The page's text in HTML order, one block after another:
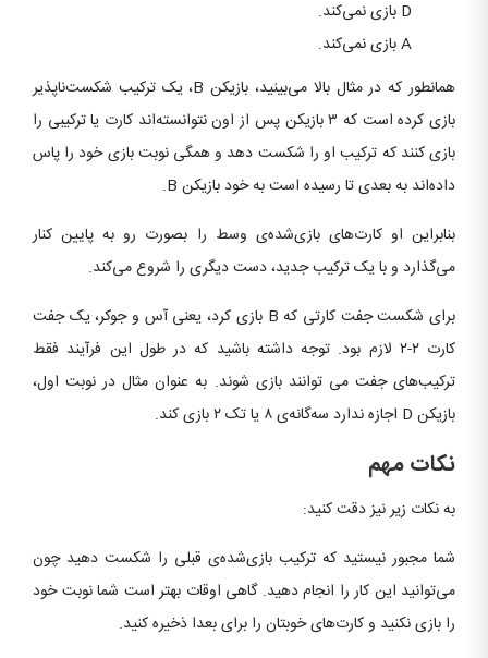
D بازی نمی‌کند.
A بازی نمی‌کند.
همانطور که در مثال بالا می‌بینید، بازیکن B، یک ترکیب شکست‌ناپذیر
بازی کرده است که ۳ بازیکن پس از اون نتوانسته‌اند کارت یا ترکیبی را
بازی کنند که ترکیب او را شکست دهد و همگی نوبت بازی خود را پاس
داده‌اند به بعدی تا رسیده است به خود بازیکن B.
بنابراین او کارت‌های بازی‌شده‌ی وسط را بصورت رو به پایین کنار
می‌گذارد و با یک ترکیب جدید، دست دیگری را شروع می‌کند.
برای شکست جفت کارتی که B بازی کرد، یعنی آس و جوکر، یک جفت
کارت ۲-۲ لازم بود. توجه داشته باشید که در طول این فرآیند فقط
ترکیب‌های جفت می توانند بازی شوند. به عنوان مثال در نوبت اول،
بازیکن D اجازه ندارد سه‌گانه‌ی ۸ یا تک ۲ بازی کند.
نکات مهم
به نکات زیر نیز دقت کنید:
شما مجبور نیستید که ترکیب بازی‌شده‌ی قبلی را شکست دهید چون
می‌توانید این کار را انجام دهید. گاهی اوقات بهتر است شما نوبت خود
را بازی نکنید و کارت‌های خوبتان را برای بعدا ذخیره کنید.